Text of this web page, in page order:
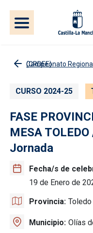
Campeonato Regional del Deporte En Edad Escolar (CRDEE)
CURSO 2024-25
FASE
MESA
Jornada
Fecha/s de
19 de Enero de
Provincia Toledo
Municipio Olías